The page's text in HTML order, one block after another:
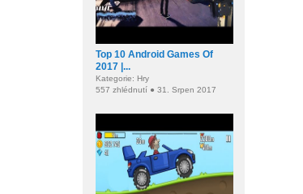
Top 10 Android Games Of
2017 |...
Kategorie: Hry
557 zhlédnutí ● 31. Srpen 2017